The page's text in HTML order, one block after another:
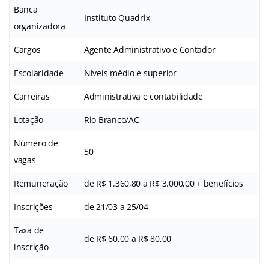
Banca
organizadora
Instituto Quadrix
Cargos Agente Administrativo e Contador
Escolaridade Níveis médio e superior
Carreiras Administrativa e contabilidade
Lotação Rio Branco/AC
Número de
vagas
50
Remuneração de R$ 1.360,80 a R$ 3.000,00 + benefícios
Inscrições de 21/03 a 25/04
Taxa de
inscrição
de R$ 60,00 a R$ 80,00